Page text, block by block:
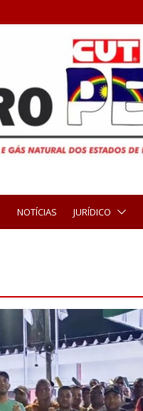
NOTÍCIAS JURÍDICO